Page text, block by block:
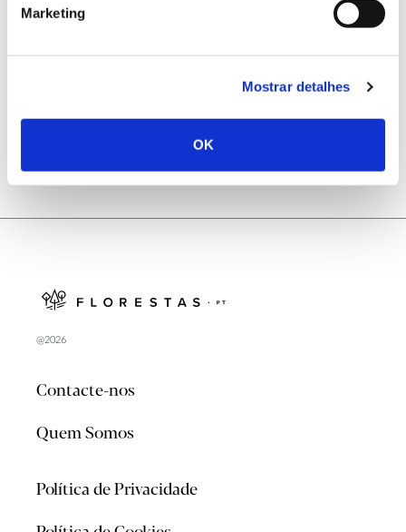
Marketing
Mostrar detalhes
OK
25.06.2026
Natureza e florestas procuram jovens voluntários
@2026
Contacte-nos
Quem Somos
Política de Privacidade